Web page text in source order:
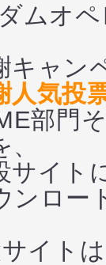
ダムオ
キャン
人気投
部門
サイト
ンロー
イトは